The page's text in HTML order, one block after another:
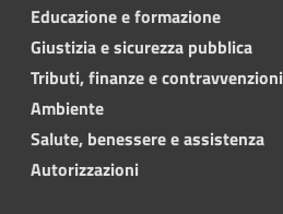
Educazione e formazione
Giustizia e sicurezza pubblica
Tributi, finanze e contravvenzioni
Ambiente
Salute, benessere e assistenza
Autorizzazioni